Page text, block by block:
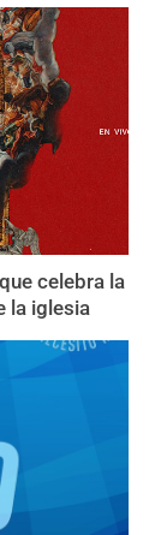
celebra la
la iglesia